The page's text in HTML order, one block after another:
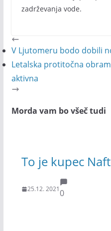
zadrževanja vode.
V Ljutomeru bodo dobili
Letalska protitočna
aktivna
Morda vam bo všeč tudi
To je kupec
25.12. 20210